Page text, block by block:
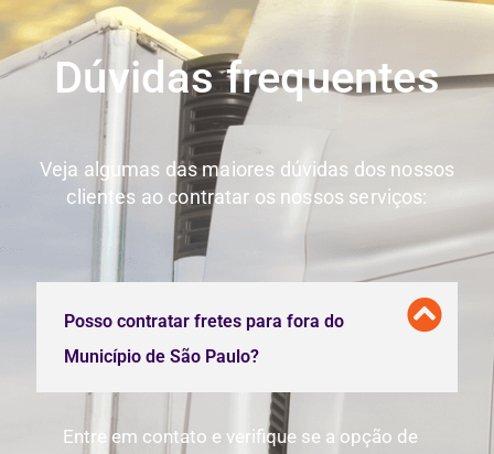
Dúvidas frequentes
Veja algumas das maiores dúvidas dos nossos
clientes ao contratar os nossos serviços:
Posso contratar fretes para fora do
Município de São Paulo?
Entre em contato e verifique se a opção de